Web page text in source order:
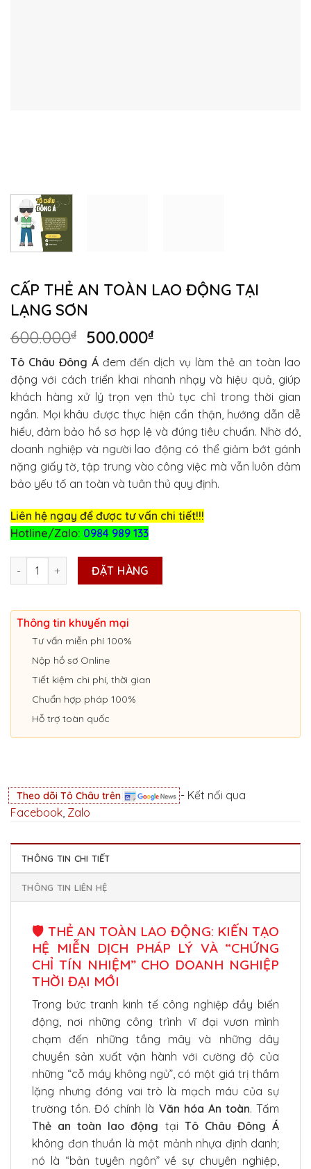
CẤP THẺ AN TOÀN LAO ĐỘNG TẠI
LẠNG SƠN
600.000₫
Giá
gốc
là:
600.000₫.
500.000₫Giá
hiện
tại
là:
500.000₫.
Tô Châu Đông Á đem đến dịch vụ làm thẻ an toàn lao
động với cách triển khai nhanh nhạy và hiệu quả, giúp
khách hàng xử lý trọn vẹn thủ tục chỉ trong thời gian
ngắn. Mọi khâu được thực hiện cẩn thận, hướng dẫn dễ
hiểu, đảm bảo hồ sơ hợp lệ và đúng tiêu chuẩn. Nhờ đó,
doanh nghiệp và người lao động có thể giảm bớt gánh
nặng giấy tờ, tập trung vào công việc mà vẫn luôn đảm
bảo yếu tố an toàn và tuân thủ quy định.
Liên hệ ngay để được tư vấn chi tiết!!!
Hotline/Zalo: 0984 989 133
CẤP THẺ AN TOÀN LAO ĐỘNG TẠI LẠNG SƠN số lượng
ĐẶT HÀNG
Thông tin khuyến mại
Tư vấn miễn phí 100%
Nộp hồ sơ Online
Tiết kiệm chi phí, thời gian
Chuẩn hợp pháp 100%
Hỗ trợ toàn quốc
Theo dõi Tô Châu trên
- Kết nối qua
Facebook Zalo
THÔNG TIN CHI TIẾT
THÔNG TIN LIÊN HỆ
🛡️ THẺ AN TOÀN LAO ĐỘNG: KIẾN TẠO
HỆ MIỄN DỊCH PHÁP LÝ VÀ “CHỨNG
CHỈ TÍN NHIỆM” CHO DOANH NGHIỆP
THỜI ĐẠI MỚI
Trong bức tranh kinh tế công nghiệp đầy biến
động, nơi những công trình vĩ đại vươn mình
chạm đến những tầng mây và những dây
chuyền sản xuất vận hành với cường độ của
những “cỗ máy không ngủ”, có một giá trị thầm
lặng nhưng đóng vai trò là mạch máu của sự
trường tồn. Đó chính là Văn hóa An toàn. Tấm
Thẻ an toàn lao động tại Tô Châu Đông Á
không đơn thuần là một mảnh nhựa định danh;
nó là “bản tuyên ngôn” về sự chuyên nghiệp,